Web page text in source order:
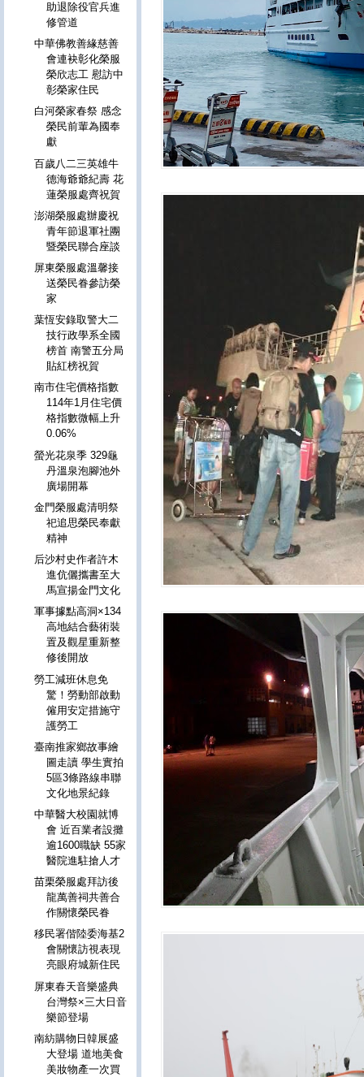
助退除役官兵進
修管道
中華佛教善緣慈善
會連袂彰化榮服
榮欣志工 慰訪中
彰榮家住民
白河榮家春祭 感念
榮民前輩為國奉
獻
百歲八二三英雄牛
德海爺爺紀壽 花
蓮榮服處齊祝賀
澎湖榮服處辦慶祝
青年節退軍社團
暨榮民聯合座談
屏東榮服處溫馨接
送榮民眷參訪榮
家
葉恆安錄取警大二
技行政學系全國
榜首 南警五分局
貼紅榜祝賀
南市住宅價格指數
114年1月住宅價
格指數微幅上升
0.06%
螢光花泉季 329龜
丹溫泉泡腳池外
廣場開幕
金門榮服處清明祭
祀追思榮民奉獻
精神
后沙村史作者許木
進伉儷攜書至大
馬宣揚金門文化
軍事據點高洞×134
高地結合藝術裝
置及觀星重新整
修後開放
勞工減班休息免
驚！勞動部啟動
僱用安定措施守
護勞工
臺南推家鄉故事繪
圖走讀 學生實拍
5區3條路線串聯
文化地景紀錄
中華醫大校園就博
會 近百業者設攤
逾1600職缺 55家
醫院進駐搶人才
苗栗榮服處拜訪後
龍萬善祠共善合
作關懷榮民眷
移民署偕陸委海基2
會關懷訪視表現
亮眼府城新住民
屏東春天音樂盛典
台灣祭×三大日音
樂節登場
南紡購物日韓展盛
大登場 道地美食
美妝物產一次買